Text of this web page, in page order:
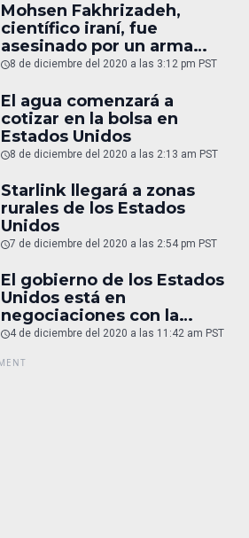
Mohsen Fakhrizadeh,
científico iraní, fue
asesinado por un arma
controlada por
8 de diciembre del 2020 a las 3:12 pm PST
El agua comenzará a
cotizar en la bolsa en
Estados Unidos
8 de diciembre del 2020 a las 2:13 am PST
Starlink llegará a zonas
rurales de los Estados
Unidos
7 de diciembre del 2020 a las 2:54 pm PST
El gobierno de los Estados
Unidos está en
negociaciones con la
directora financiera de
regresar a China
4 de diciembre del 2020 a las 11:42 am PST